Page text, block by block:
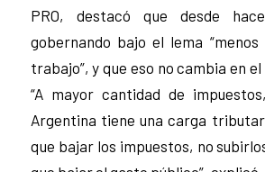
PRO, destacó que desde
gobernando bajo el lema
trabajo”, y que eso no cambia en
“A mayor cantidad de
Argentina tiene una carga
que bajar los impuestos, no